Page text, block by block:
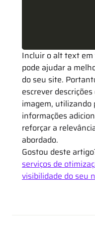
Incluir o alt text
pode ajudar a
do seu site.
escrever
imagem, utilizando
informações
reforçar a
abordado.
Gostou deste
serviços de
visibilidade do seu